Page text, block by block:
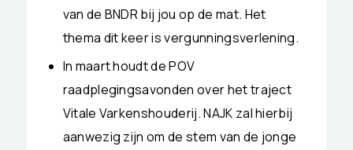
van de BNDR bij jou op de mat. Het
thema dit keer is vergunningsverlening.
In maart houdt de POV
raadplegingsavonden over het traject
Vitale Varkenshouderij. NAJK zal hierbij
aanwezig zijn om de stem van de jonge